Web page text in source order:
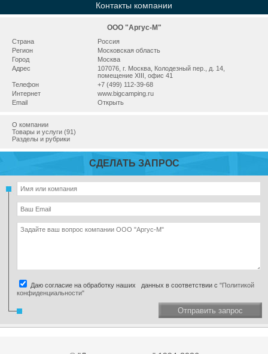
Контакты компании
ООО "Аргус-М"
Страна
Россия
Регион
Московская область
Город
Москва
Адрес
107076, г. Москва, Колодезный пер., д. 14,
помещение XIII, офис 41
Телефон
+7 (499) 112-39-68
Интернет
www.bigcamping.ru
Email
Открыть
О компании
Товары и услуги (91)
Разделы и рубрики
СДЕЛАТЬ ЗАПРОС
Даю согласие на обработку наших данных в соответствии с "Политикой
конфиденциальности"
Отправить запрос